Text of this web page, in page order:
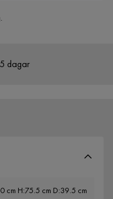
cm H:75.5 cm D:39.5 cm